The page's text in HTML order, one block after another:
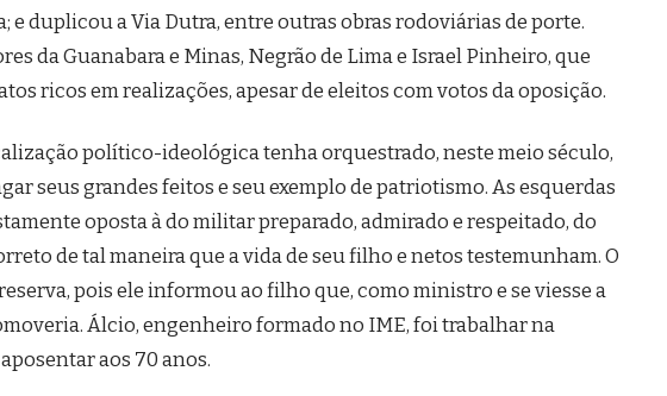
e duplicou a Via Dutra, entre outras obras rodoviárias de porte.
da Guanabara e Minas, Negrão de Lima e Israel Pinheiro, que
ricos em realizações, apesar de eleitos com votos da oposição.
político-ideológica tenha orquestrado, neste meio século,
seus grandes feitos e seu exemplo de patriotismo. As esquerdas
oposta à do militar preparado, admirado e respeitado, do
de tal maneira que a vida de seu filho e netos testemunham. O
pois ele informou ao filho que, como ministro e se viesse a
Álcio, engenheiro formado no IME, foi trabalhar na
aos 70 anos.